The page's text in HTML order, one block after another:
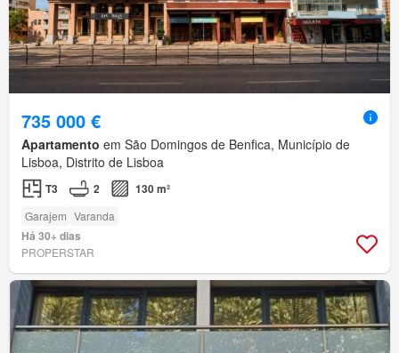
735 000 €
Apartamento em São Domingos de Benfica, Município de
Lisboa, Distrito de Lisboa
T3 2 130 m²
Garajem Varanda
Há 30+ dias
PROPERSTAR